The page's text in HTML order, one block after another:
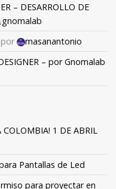
– DESARROLLO DE
gnomalab
por
masanantonio
– por Gnomalab
COLOMBIA! 1 DE ABRIL
Pantallas de Led
para proyectar en